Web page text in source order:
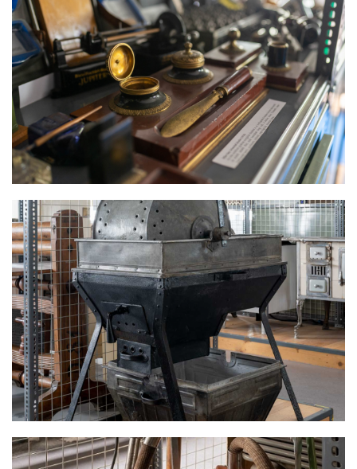
TINTATARTÓ
KÉZI MOSÓGÉP